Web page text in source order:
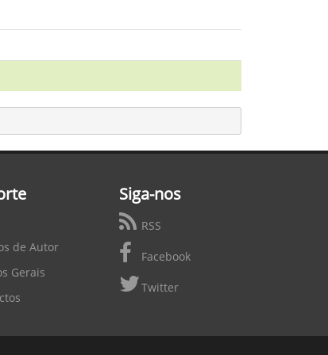
de Autor
Gerais
Siga-nos
RSS
Facebook
Twitter